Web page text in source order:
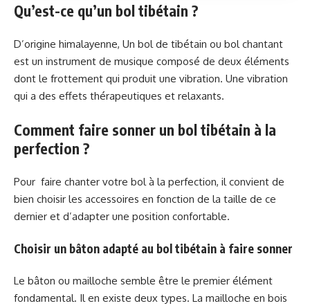
Qu’est-ce qu’un bol tibétain ?
D’origine himalayenne, Un bol de tibétain ou bol chantant
est un instrument de musique composé de deux éléments
dont le frottement qui produit une vibration. Une vibration
qui a des effets thérapeutiques et relaxants.
Comment faire sonner un bol tibétain à la
perfection ?
Pour faire chanter votre bol à la perfection, il convient de
bien choisir les accessoires en fonction de la taille de ce
dernier et d’adapter une position confortable.
Choisir un bâton adapté au bol tibétain à faire sonner
Le bâton ou mailloche semble être le premier élément
fondamental. Il en existe deux types. La mailloche en bois